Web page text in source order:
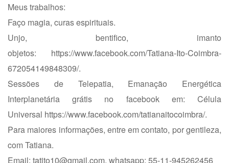
Meus trabalhos:
Faço magia, curas espirituais.
Unjo, bentifico, imanto
objetos: https://www.facebook.com/Tatiana-Ito-Coimbra-
672054149848309/.
Sessões de Telepatia, Emanação Energética
Interplanetária grátis no facebook em: Célula
Universal https://www.facebook.com/tatianaitocoimbra/.
Para maiores informações, entre em contato, por gentileza,
com Tatiana.
Email: tatito10@gmail.com, whatsapp: 55-11-945262456